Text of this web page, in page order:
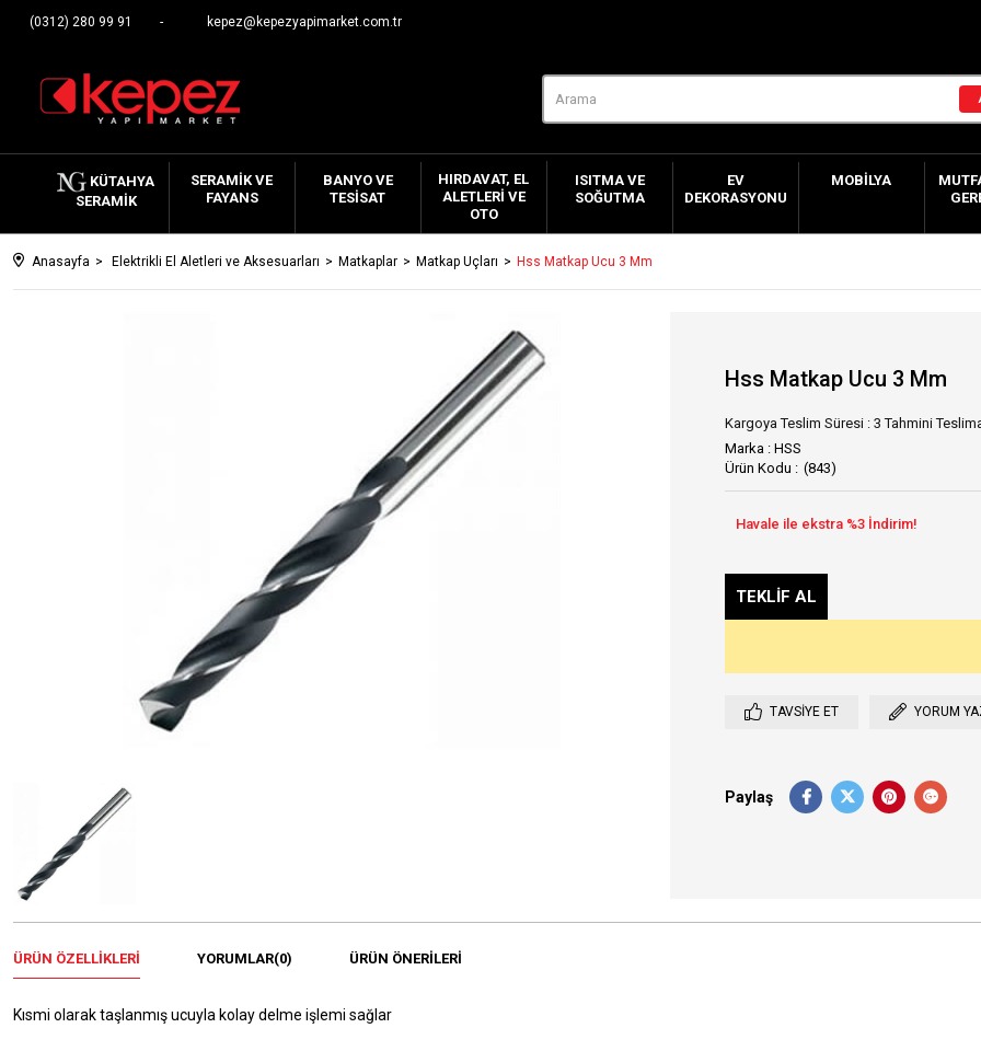
(0312) 280 99 91 kepez@kepezyapimarket.com.tr
KÜTAHYA
SERAMIK
SERAMIK VE
FAYANS
BANYO VE
TESISAT
HIRDAVAT, EL
ALETLERI VE
OTO
ISITMA VE
SOĞUTMA
EV
DEKORASYONU
MOBILYA
Anasayfa Elektrikli El Aletleri ve Aksesuarları Matkaplar Matkap Uçları Hss Matkap Ucu 3 Mm
Hss Matkap Ucu 3 Mm
Kargoya Teslim Süresi : 3 Tahmini
Marka : HSS
(843)
TAVSIYE ET YORUM
Paylaş
ÜRÜN ÖZELLIKLERI YORUMLAR(0) ÜRÜN ÖNERILERI
Kısmi olarak taşlanmış ucuyla kolay delme işlemi sağlar